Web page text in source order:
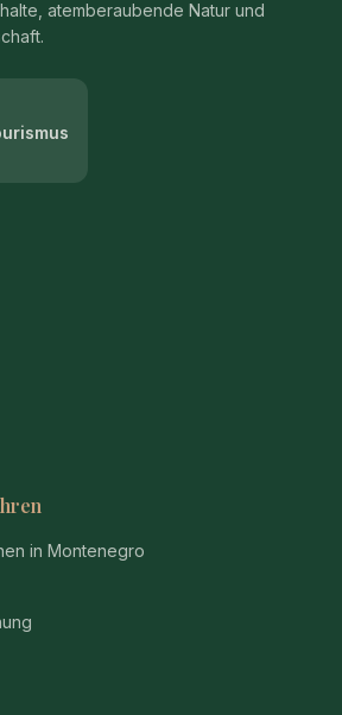
atemberaubende Natur und
in Montenegro